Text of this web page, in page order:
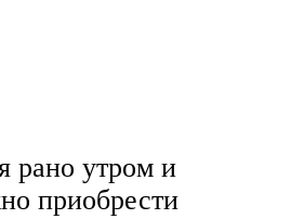
рано утром и
приобрести